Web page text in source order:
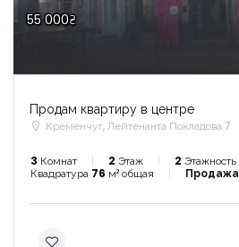
55 000₴
Продам квартиру в центре
Кременчуг, Лейтенанта Покладова 7
3 Комнат 2 Этаж 2 Этажность
Квадратура 76 м² общая Продажа